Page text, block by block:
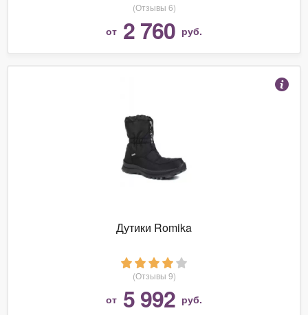
(Отзывы 6)
от 2 760 руб.
Дутики Romika
(Отзывы 9)
от 5 992 руб.